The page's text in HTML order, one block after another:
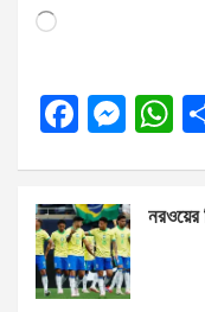
Loading…
F
b
o
M
n
g
W
s
নরওয়ের